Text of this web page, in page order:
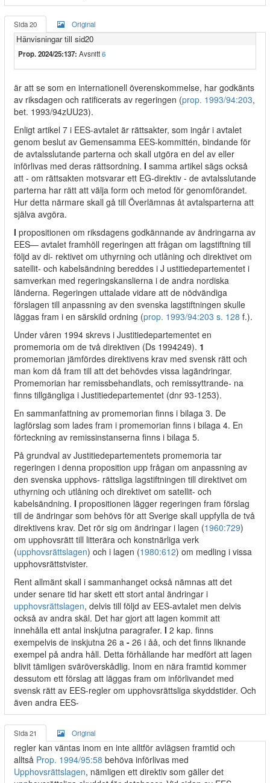
Sida 20 Original
Hänvisningar till sid20
Prop. 2024/25:137: Avsnitt6
är att se som en internationell överenskommelse, har godkänts
av riksdagen och ratificerats av regeringen (prop. 1993/94:203,
bet. 1993/94zUU23).
Enligt artikel 7 i EES-avtalet är rättsakter, som ingår i avtalet
genom beslut av Gemensamma EES-kommittén, bindande för
de avtalsslutande parterna och skall utgöra en del av eller
införlivas med deras rättsordning. I samma artikel sägs också
att - om rättsakten motsvarar ett EG-direktiv - de avtalsslutande
parterna har rätt att välja form och metod för genomförandet.
Hur detta närmare skall gå till Överlämnas åt avtalsparterna att
själva avgöra.
I propositionen om riksdagens godkännande av ändringarna av
EES— avtalet framhöll regeringen att frågan om lagstiftning till
följd av di- rektivet om uthyrning och utlåning och direktivet om
satellit- och kabelsändning bereddes i J ustitiedepartementet i
samverkan med regeringskanslierna i de andra nordiska
länderna. Regeringen uttalade vidare att de nödvändiga
förslagen till anpassning av den svenska lagstiftningen skulle
läggas fram i en särskild ordning (prop. 1993/94:203 s. 128 f.).
Under våren 1994 skrevs i Justitiedepartementet en
promemoria om de två direktiven (Ds 1994249). 1
promemorian jämfördes direktivens krav med svensk rätt och
man kom då fram till att det behövdes vissa lagändringar.
Promemorian har remissbehandlats, och remissyttrande- na
finns tillgängliga i Justitiedepartementet (dnr 93-1253).
En sammanfattning av promemorian finns i bilaga 3. De
lagförslag som lades fram i promemorian finns i bilaga 4. En
förteckning av remissinstanserna finns i bilaga 5.
På grundval av Justitiedepartementets promemoria tar
regeringen i denna proposition upp frågan om anpassning av
den svenska upphovs- rättsliga lagstiftningen till direktivet om
uthyrning och utlåning och direktivet om satellit- och
kabelsändning. I propositionen lägger regeringen fram förslag
till de ändringar som behövs för att Sverige skall uppfylla de två
direktivens krav. Det rör sig om ändringar i lagen (1960:729)
om upphovsrätt till litterära och konstnärliga verk
(upphovsrättslagen) och i lagen (1980:612) om medling i vissa
upphovsrättstvister.
Rent allmänt skall i sammanhanget också nämnas att det
under senare tid har skett ett stort antal ändringar i
upphovsrättslagen, delvis till följd av EES-avtalet men delvis
också av andra skäl. Det har gjort att lagen kommit att
innehålla ett antal inskjutna paragrafer. I 2 kap. finns
exempelvis de inskjutna 26 a - 26 i åå, och det finns liknande
exempel på andra håll. Detta förhållande har medfört att lagen
blivit tämligen sväröverskådlig. Inom en nära framtid kommer
dessutom ett förslag att läggas fram om införlivandet med
svensk rätt av EES-regler om upphovsrättsliga skyddstider. Och
även andra EES-
Sida 21 Original
regler kan väntas inom en inte alltför avlägsen framtid och
alltså Prop. 1994/95:58 behöva införlivas med
Upphovsrättslagen, nämligen ett direktiv som gäller det